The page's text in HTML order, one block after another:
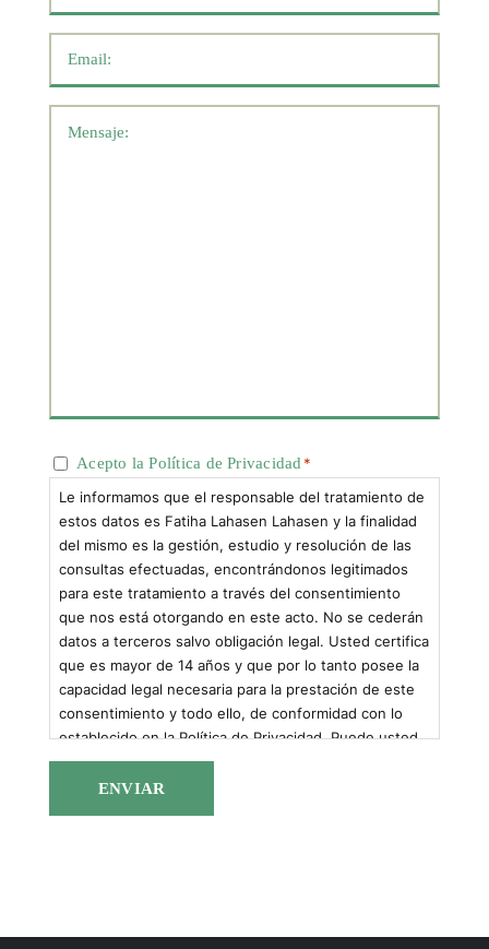
*
Acepto la Política de Privacidad *
Le informamos que el responsable del tratamiento de
estos datos es Fatiha Lahasen Lahasen y la finalidad
del mismo es la gestión, estudio y resolución de las
consultas efectuadas, encontrándonos legitimados
para este tratamiento a través del consentimiento
que nos está otorgando en este acto. No se cederán
datos a terceros salvo obligación legal. Usted certifica
que es mayor de 14 años y que por lo tanto posee la
capacidad legal necesaria para la prestación de este
consentimiento y todo ello, de conformidad con lo
establecido en la Política de Privacidad. Puede usted
acceder, rectificar y suprimir los datos, así como otros
derechos.